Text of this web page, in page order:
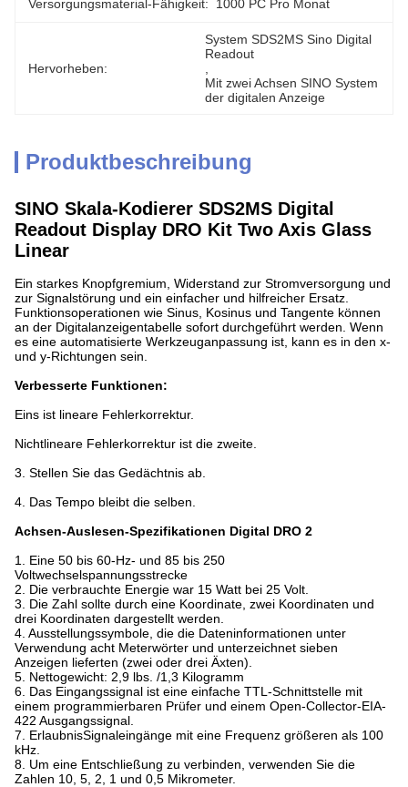
Versorgungsmaterial-Fähigkeit: 1000 PC Pro Monat
Hervorheben:
System SDS2MS Sino Digital
Readout
Mit zwei Achsen SINO System
der digitalen Anzeige
Produktbeschreibung
SINO Skala-Kodierer SDS2MS Digital
Readout Display DRO Kit Two Axis Glass
Linear
Ein starkes Knopfgremium, Widerstand zur Stromversorgung und
zur Signalstörung und ein einfacher und hilfreicher Ersatz.
Funktionsoperationen wie Sinus, Kosinus und Tangente können
an der Digitalanzeigentabelle sofort durchgeführt werden. Wenn
es eine automatisierte Werkzeuganpassung ist, kann es in den x-
und y-Richtungen sein.
Verbesserte Funktionen:
Eins ist lineare Fehlerkorrektur.
Nichtlineare Fehlerkorrektur ist die zweite.
3. Stellen Sie das Gedächtnis ab.
4. Das Tempo bleibt die selben.
Achsen-Auslesen-Spezifikationen Digital DRO 2
1. Eine 50 bis 60-Hz- und 85 bis 250
Voltwechselspannungsstrecke
2. Die verbrauchte Energie war 15 Watt bei 25 Volt.
3. Die Zahl sollte durch eine Koordinate, zwei Koordinaten und
drei Koordinaten dargestellt werden.
4. Ausstellungssymbole, die die Dateninformationen unter
Verwendung acht Meterwörter und unterzeichnet sieben
Anzeigen lieferten (zwei oder drei Äxten).
5. Nettogewicht: 2,9 lbs. /1,3 Kilogramm
6. Das Eingangssignal ist eine einfache TTL-Schnittstelle mit
einem programmierbaren Prüfer und einem Open-Collector-EIA-
422 Ausgangssignal.
7. ErlaubnisSignaleingänge mit eine Frequenz größeren als 100
kHz.
8. Um eine Entschließung zu verbinden, verwenden Sie die
Zahlen 10, 5, 2, 1 und 0,5 Mikrometer.